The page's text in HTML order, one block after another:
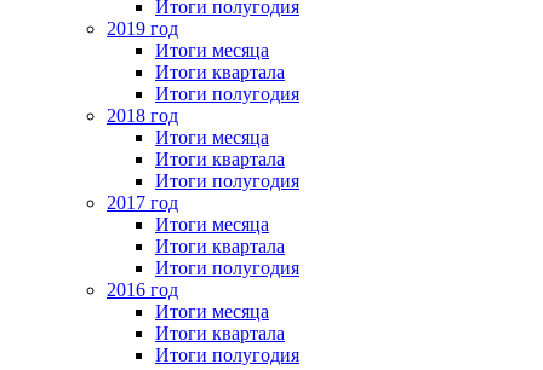
Итоги полугодия
2019 год
Итоги месяца
Итоги квартала
Итоги полугодия
2018 год
Итоги месяца
Итоги квартала
Итоги полугодия
2017 год
Итоги месяца
Итоги квартала
Итоги полугодия
2016 год
Итоги месяца
Итоги квартала
Итоги полугодия